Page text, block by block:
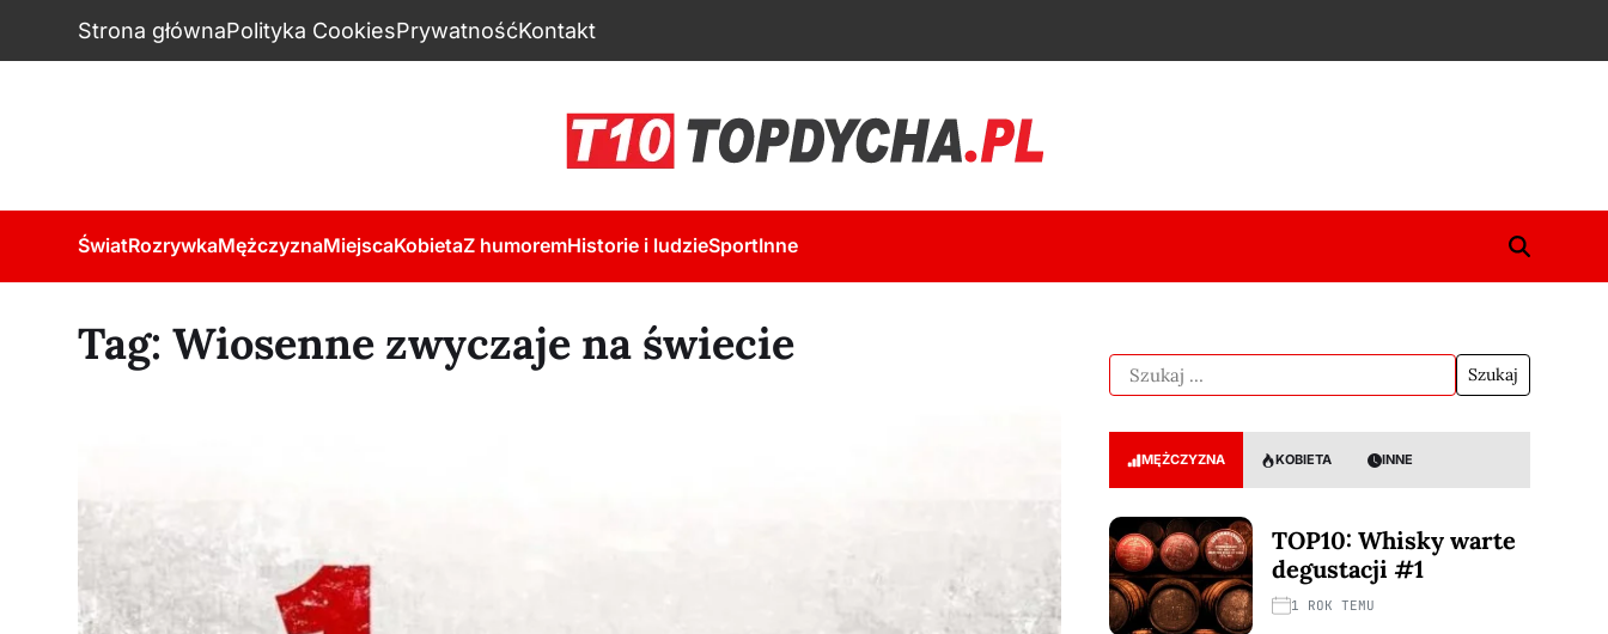
Strona głównaPolityka CookiesPrywatnośćKontakt
ŚwiatRozrywkaMężczyznaMiejscaKobietaZ humoremHistorie i ludzieSportInne
Tag: Wiosenne zwyczaje na świecie
MĘŻCZYZNA KOBIETA INNE
TOP10: Whisky warte
degustacji #1
1 ROK TEMU